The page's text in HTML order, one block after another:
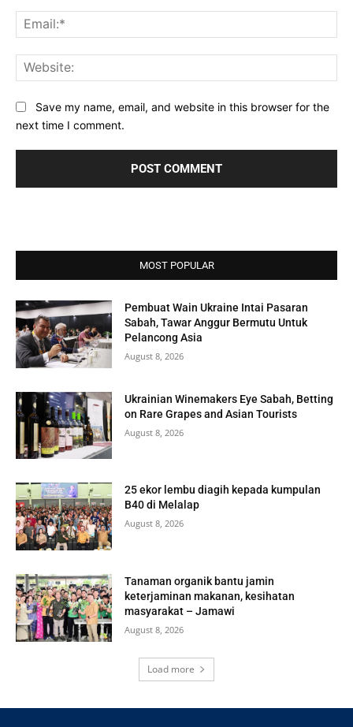
Save my name, email, and website in this browser for the
next time I comment.
MOST POPULAR
Pembuat Wain Ukraine Intai Pasaran
Sabah, Tawar Anggur Bermutu Untuk
Pelancong Asia
August 8, 2026
Ukrainian Winemakers Eye Sabah, Betting
on Rare Grapes and Asian Tourists
August 8, 2026
25 ekor lembu diagih kepada kumpulan
B40 di Melalap
August 8, 2026
Tanaman organik bantu jamin
keterjaminan makanan, kesihatan
masyarakat – Jamawi
August 8, 2026
Load more